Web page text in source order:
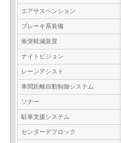
エアサスペンション
ブレーキ系装備
衝突軽減装置
ナイトビジョン
レーンアシスト
車間距離自動制御システム
ソナー
駐車支援システム
センターデフロック